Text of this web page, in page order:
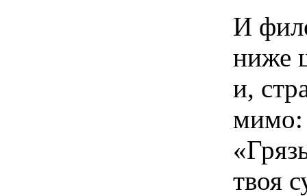
И
ниже
и,
мимо:
твоя